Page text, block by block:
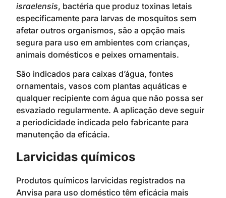
israelensis, bactéria que produz toxinas letais
especificamente para larvas de mosquitos sem
afetar outros organismos, são a opção mais
segura para uso em ambientes com crianças,
animais domésticos e peixes ornamentais.
São indicados para caixas d’água, fontes
ornamentais, vasos com plantas aquáticas e
qualquer recipiente com água que não possa ser
esvaziado regularmente. A aplicação deve seguir
a periodicidade indicada pelo fabricante para
manutenção da eficácia.
Larvicidas químicos
Produtos químicos larvicidas registrados na
Anvisa para uso doméstico têm eficácia mais